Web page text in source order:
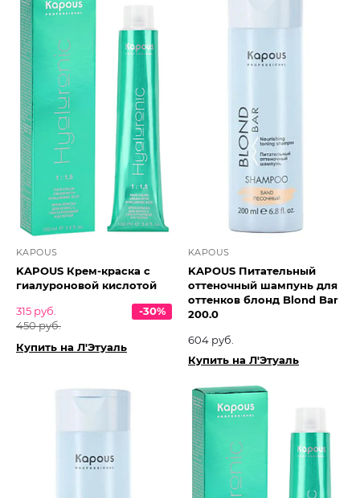
KAPOUS
KAPOUS Крем-краска с
гиалуроновой кислотой
315 руб.
450 руб.
-30%
Купить на Л'Этуаль
KAPOUS
KAPOUS Питательный
оттеночный шампунь для
оттенков блонд Blond Bar
200.0
604 руб.
Купить на Л'Этуаль